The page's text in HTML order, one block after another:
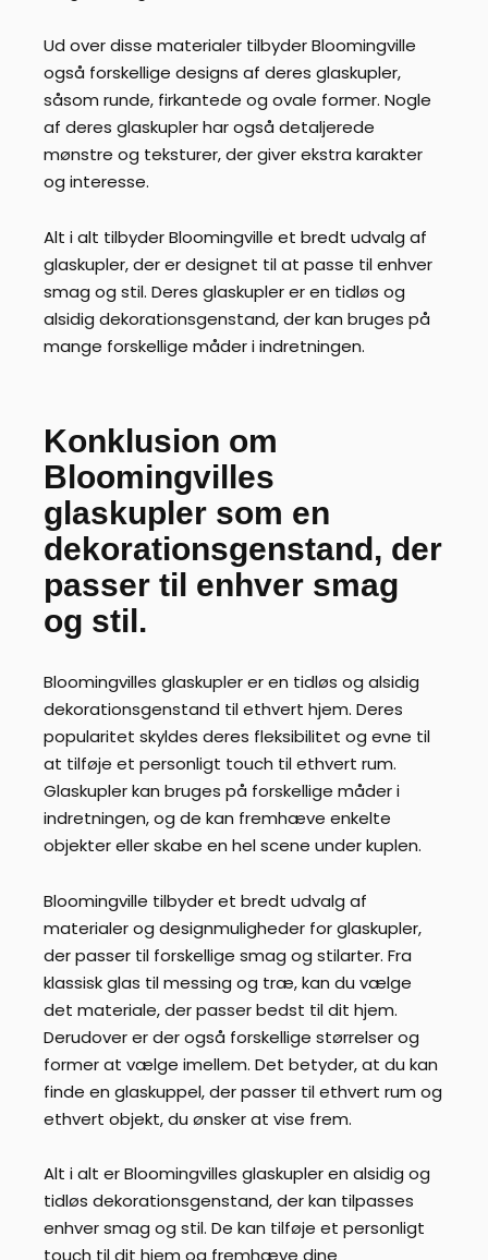
Ud over disse materialer tilbyder Bloomingville
også forskellige designs af deres glaskupler,
såsom runde, firkantede og ovale former. Nogle
af deres glaskupler har også detaljerede
mønstre og teksturer, der giver ekstra karakter
og interesse.
Alt i alt tilbyder Bloomingville et bredt udvalg af
glaskupler, der er designet til at passe til enhver
smag og stil. Deres glaskupler er en tidløs og
alsidig dekorationsgenstand, der kan bruges på
mange forskellige måder i indretningen.
Konklusion om
Bloomingvilles
glaskupler som en
dekorationsgenstand, der
passer til enhver smag
og stil.
Bloomingvilles glaskupler er en tidløs og alsidig
dekorationsgenstand til ethvert hjem. Deres
popularitet skyldes deres fleksibilitet og evne til
at tilføje et personligt touch til ethvert rum.
Glaskupler kan bruges på forskellige måder i
indretningen, og de kan fremhæve enkelte
objekter eller skabe en hel scene under kuplen.
Bloomingville tilbyder et bredt udvalg af
materialer og designmuligheder for glaskupler,
der passer til forskellige smag og stilarter. Fra
klassisk glas til messing og træ, kan du vælge
det materiale, der passer bedst til dit hjem.
Derudover er der også forskellige størrelser og
former at vælge imellem. Det betyder, at du kan
finde en glaskuppel, der passer til ethvert rum og
ethvert objekt, du ønsker at vise frem.
Alt i alt er Bloomingvilles glaskupler en alsidig og
tidløs dekorationsgenstand, der kan tilpasses
enhver smag og stil. De kan tilføje et personligt
touch til dit hjem og fremhæve dine